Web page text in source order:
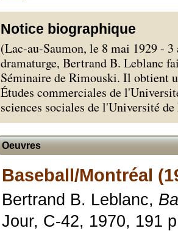
Notice biographique
(Lac-au-Saumon, le 8 mai 1929 -
dramaturge, Bertrand B. Leblanc
Séminaire de Rimouski. Il obtient
Études commerciales de
sciences sociales de l'Université
Oeuvres
Baseball/Montréal
Bertrand B. Leblanc,
Jour, C-42, 1970, 191